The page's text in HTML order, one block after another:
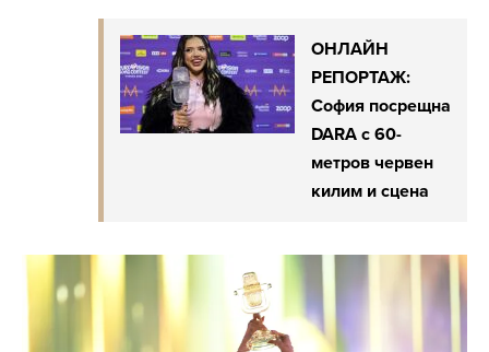
ОНЛАЙН
РЕПОРТАЖ:
София посрещна
DARA с 60-
метров червен
килим и сцена